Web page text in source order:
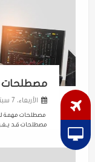
مصطلحات
الأربعاء، 7 سبتمبر 2022
مصطلحات مهمة
مصطلحات قـد